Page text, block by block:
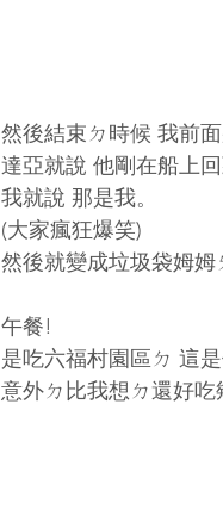
然後結束ㄉ時候 我前
達亞就說 他剛在船上
我就說 那是我。
(大家瘋狂爆笑)
然後就變成垃圾袋姆姆
午餐!
是吃六福村園區ㄉ 這
意外ㄉ比我想ㄉ還好